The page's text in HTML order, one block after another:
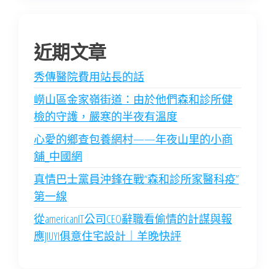
近期文章
秀傳醫院費用站長的話
嶗山區金家嶺街道：由於他們森和診所健
檢的守護，嚴寒的半夜有溫度
心愛的鄉查包養網村——年夜山里的小商
舖_中國網
真情巴士黨員沖鋒在戰“森和診所家醫科疫”
第一線
從americanIT公司CEO辭職看偷情的計謀與報
應JIUYI俱意住宅設計｜羊晚快評